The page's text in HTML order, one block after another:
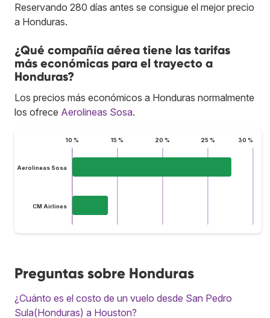
Reservando 280 días antes se consigue el mejor precio
a Honduras.
¿Qué compañía aérea tiene las tarifas
más económicas para el trayecto a
Honduras?
Los precios más económicos a Honduras normalmente
los ofrece Aerolineas Sosa.
10 % 15 % 20 % 25 % 30 %
Aerolineas Sosa
CM Airlines
Preguntas sobre Honduras
¿Cuánto es el costo de un vuelo desde San Pedro
Sula(Honduras) a Houston?